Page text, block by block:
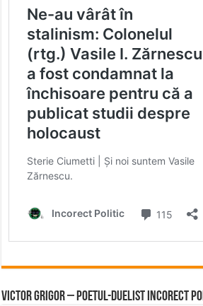
Victor Grigor – Poetul-Duelist Incorect